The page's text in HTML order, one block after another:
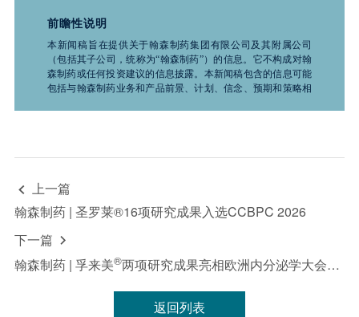
前瞻性说明
本新闻稿旨在提供关于翰森制药集团有限公司及其附属公司
（包括其子公司，统称为“翰森制药”）的信息。它不构成对翰
森制药或任何投资建议的信息披露。本新闻稿包含的信息可能
包括与翰森制药业务和产品前景、计划、信念、预期和策略相
实际结果可能与此处所述有显著差异，且过去的证券价格趋势
投资决策时应谨慎行事。“致力于”“预期”“相信”“预测”“意
图”“预计”“可能”“将”“应该”“计划”“继续”“目标”“考虑”“估计”“指
导”“潜在”“追求”以及于任何未来计划、行动或事件的讨论中使
用的类似词语和术语，均表示前瞻性声明。翰森制药不承诺或
保证前瞻性信息的准确性、及时性或完整性，并且不承担更新
或修订这些前瞻性声明的义务。无论是翰森制药还是其任何董
事、员工或代理人，均不对任何证明不准确或无法实现的前瞻
性声明负责，也不对因依赖本新闻稿中提供的信息而产生的任
何损失或损害负责，包括但不限于直接、偶然、间接或惩罚性
 上一篇
翰森制药 | 圣罗莱®16项研究成果入选CCBPC 2026
下一篇 
翰森制药 | 孚来美®两项研究成果亮相欧洲内分泌学大会，心肾获益再添实证
返回列表